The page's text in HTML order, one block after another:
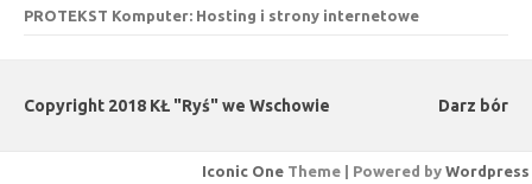
PROTEKST Komputer: Hosting i strony internetowe
Copyright 2018 KŁ "Ryś" we Wschowie Darz bór
Iconic One Theme | Powered by Wordpress